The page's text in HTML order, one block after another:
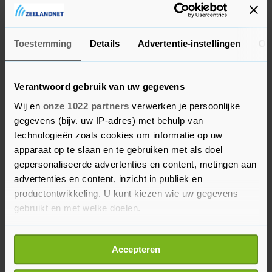
Toestemming Details Advertentie-instellingen
Verantwoord gebruik van uw gegevens
Wij en onze 1022 partners verwerken je persoonlijke
gegevens (bijv. uw IP-adres) met behulp van
technologieën zoals cookies om informatie op uw
apparaat op te slaan en te gebruiken met als doel
gepersonaliseerde advertenties en content, metingen aan
advertenties en content, inzicht in publiek en
productontwikkeling. U kunt kiezen wie uw gegevens
gebruikt en met welke doelen.
Als u het toestaat, willen we ook graag:
Informatie verzamelen over uw geografische
locatie, die tot een paar meter nauwkeurig kan zijn
Accepteren
verschrikkelijk om te zien dat heel veel
bevoorrechte Nederlanders zich zorgen maken
over het in leven houden van deze traditionele
blackface, terwijl ze geen aandacht schenken aan
achtergrond willen: gehoord worden en met
respect behandeld worden." Ook wees Akwasi zijn
volgers erop dat bedrijven als Facebook, Bol.com
en CoolBlue Zwarte Piet al in de ban hebben
gedaan.
In juni zei Akwasi tijdens een Black Lives Matter-
demonstratie op de Dam in Amsterdam dat hij
Zwarte Piet in het gezicht zou trappen als hij
hem in november zou tegenkomen. Daarvoor
kreeg hij veel bijval en veel kritiek. Akwasi werd